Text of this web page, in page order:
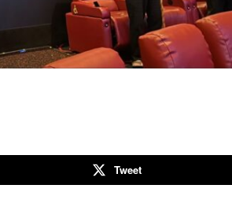
Tweet